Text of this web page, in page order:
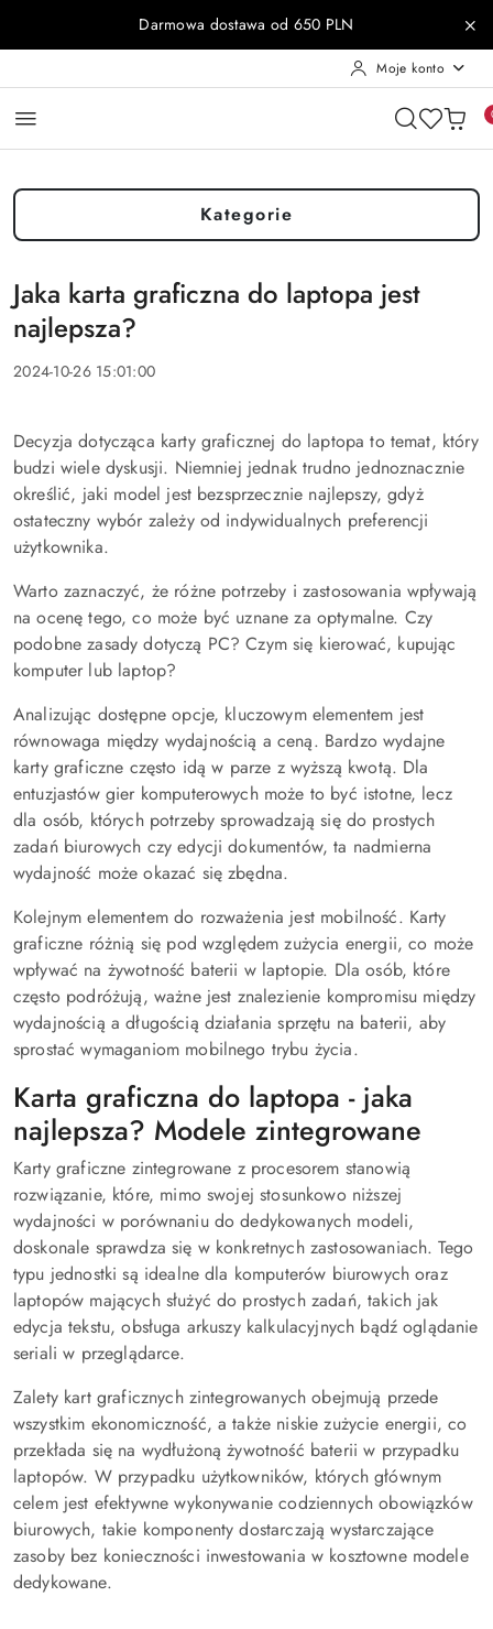
Przejdź do treści głównej
Przejdź do wyszukiwarki
Przejdź do moje konto
Przejdź do menu głównego
Przejdź do stopkiDarmowa dostawa od 650 PLN
Moje konto
Kategorie
Jaka karta graficzna do laptopa jest
najlepsza?
2024-10-26 15:01:00
Decyzja dotycząca karty graficznej do laptopa to temat, który
budzi wiele dyskusji. Niemniej jednak trudno jednoznacznie
określić, jaki model jest bezsprzecznie najlepszy, gdyż
ostateczny wybór zależy od indywidualnych preferencji
użytkownika.
Warto zaznaczyć, że różne potrzeby i zastosowania wpływają
na ocenę tego, co może być uznane za optymalne. Czy
podobne zasady dotyczą PC? Czym się kierować, kupując
komputer lub laptop?
Analizując dostępne opcje, kluczowym elementem jest
równowaga między wydajnością a ceną. Bardzo wydajne
karty graficzne często idą w parze z wyższą kwotą. Dla
entuzjastów gier komputerowych może to być istotne, lecz
dla osób, których potrzeby sprowadzają się do prostych
zadań biurowych czy edycji dokumentów, ta nadmierna
wydajność może okazać się zbędna.
Kolejnym elementem do rozważenia jest mobilność. Karty
graficzne różnią się pod względem zużycia energii, co może
wpływać na żywotność baterii w laptopie. Dla osób, które
często podróżują, ważne jest znalezienie kompromisu między
wydajnością a długością działania sprzętu na baterii, aby
sprostać wymaganiom mobilnego trybu życia.
Karta graficzna do laptopa - jaka
najlepsza? Modele zintegrowane
Karty graficzne zintegrowane z procesorem stanowią
rozwiązanie, które, mimo swojej stosunkowo niższej
wydajności w porównaniu do dedykowanych modeli,
doskonale sprawdza się w konkretnych zastosowaniach. Tego
typu jednostki są idealne dla komputerów biurowych oraz
laptopów mających służyć do prostych zadań, takich jak
edycja tekstu, obsługa arkuszy kalkulacyjnych bądź oglądanie
seriali w przeglądarce.
Zalety kart graficznych zintegrowanych obejmują przede
wszystkim ekonomiczność, a także niskie zużycie energii, co
przekłada się na wydłużoną żywotność baterii w przypadku
laptopów. W przypadku użytkowników, których głównym
celem jest efektywne wykonywanie codziennych obowiązków
biurowych, takie komponenty dostarczają wystarczające
zasoby bez konieczności inwestowania w kosztowne modele
dedykowane.